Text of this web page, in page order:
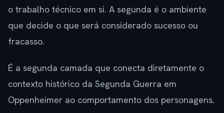
o trabalho técnico em si. A segunda é o ambiente
que decide o que será considerado sucesso ou
fracasso.
É a segunda camada que conecta diretamente o
contexto histórico da Segunda Guerra em
Oppenheimer ao comportamento dos personagens.